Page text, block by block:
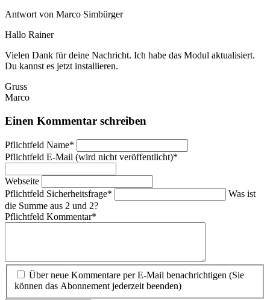
Antwort von Marco Simbürger
Hallo Rainer
Vielen Dank für deine Nachricht. Ich habe das Modul aktualisiert.
Du kannst es jetzt installieren.
Gruss
Marco
Einen Kommentar schreiben
Pflichtfeld Name*
Pflichtfeld E-Mail (wird nicht veröffentlicht)*
Webseite
Pflichtfeld Sicherheitsfrage*
Was ist
die Summe aus 2 und 2?
Pflichtfeld Kommentar*
Über neue Kommentare per E-Mail benachrichtigen (Sie
können das Abonnement jederzeit beenden)